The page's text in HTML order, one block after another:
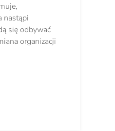
nastąpi
się odbywać
organizacji